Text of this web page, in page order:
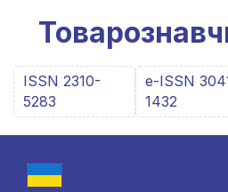
ISSN 2310-
5283
e-ISSN
1432